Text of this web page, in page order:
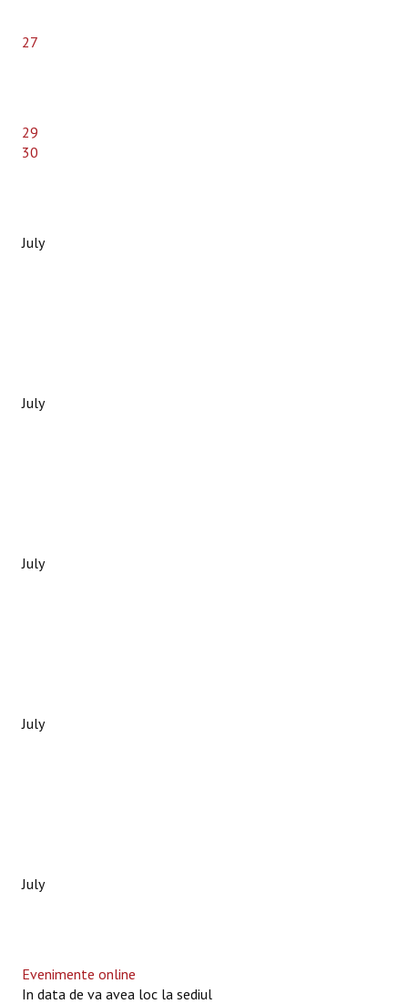
27
29
30
July
July
July
July
July
Evenimente online
In data de va avea loc la sediul